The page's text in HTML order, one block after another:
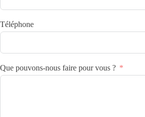
Téléphone
Que pouvons-nous faire pour vous ?